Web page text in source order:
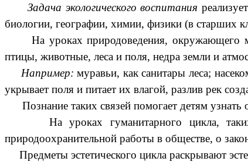
Задача экологического воспитания
биологии, географии, химии, физики (в старших
На уроках природоведения, окружающего
птицы, животные, леса и поля, недра земли и
Например: муравьи, как санитары леса;
укрывает поля и питает их влагой, разлив рек
Познание таких связей помогает детям узнать
На уроках гуманитарного цикла, таких
природоохранительной работы в обществе, о
Предметы эстетического цикла раскрывают